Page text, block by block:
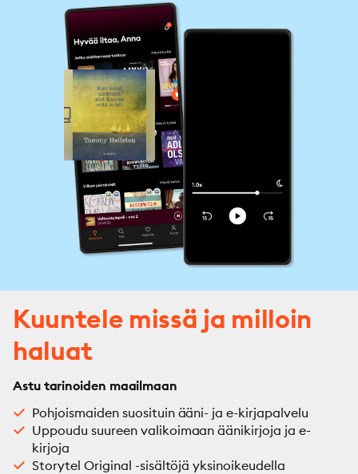
Kuuntele missä ja milloin
haluat
Astu tarinoiden maailmaan
Pohjoismaiden suosituin ääni- ja e-kirjapalvelu
Uppoudu suureen valikoimaan äänikirjoja ja e-
kirjoja
Storytel Original -sisältöjä yksinoikeudella